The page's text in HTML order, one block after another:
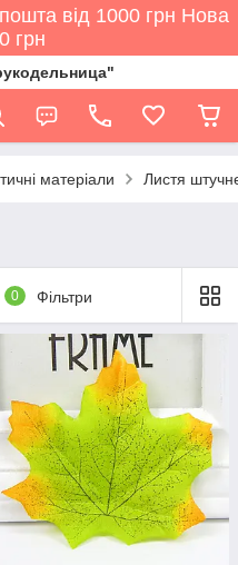
від 1000 грн Нова
грн
матеріали Листя
0 Фільтри